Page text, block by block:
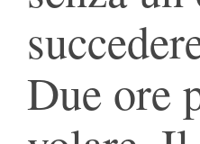
Due ore